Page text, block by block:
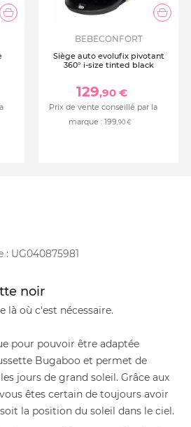
BEBECONFORT
Siège auto evolufix pivotant
360° i-size tinted black
129,90 €
Prix de vente conseillé par la
marque : 199 ,90 €
: UG040875981
noir
là où c'est nécessaire.
pour pouvoir être adaptée
Bugaboo et permet de
jours de grand soleil. Grâce aux
êtes certain de toujours avoir
la position du soleil dans le ciel.